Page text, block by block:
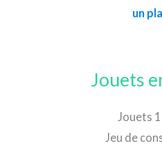
un
Jouets
Jouets
Jeu de